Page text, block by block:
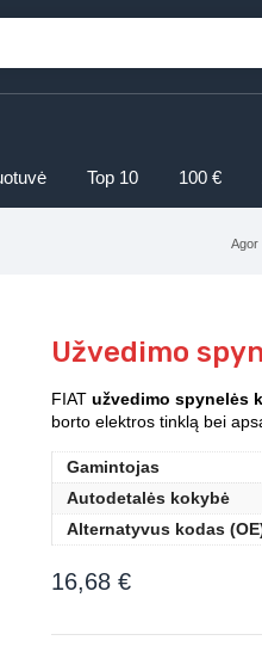
Top 10 100 €
Agor
Užvedimo
FIAT užvedimo spynelės
borto elektros tinklą bei
Gamintojas
Autodetalės kokybė
Alternatyvus kodas
16,68 €